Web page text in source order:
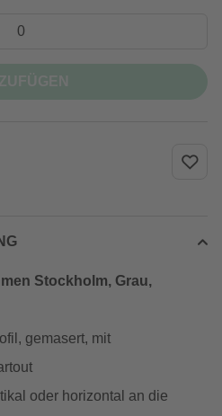
Stockholm, Grau,
gemasert, mit
oder horizontal an die